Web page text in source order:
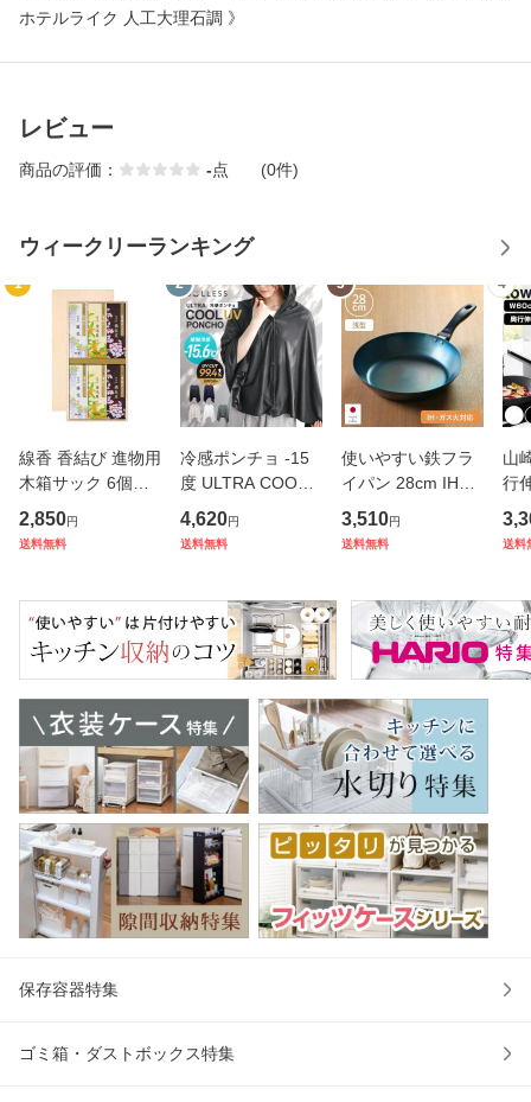
ホテルライク 人工大理石調 》
レビュー
商品の評価： -点 (0件)
ウィークリーランキング
1
線香 香結び 進物用
木箱サック 6個入
り ギフト （ お線
香 微煙 仏壇 お墓
プレゼント 贈り物
2,850円
送料無料
2
冷感ポンチョ -15
度 ULTRA COOL
UV PONCHO SOL
LESS UVカット JI
冷感 抗菌 防臭 フ
ード付き スポー
4,620円
送料無料
3
使いやすい鉄フラ
イパン 28cm IH対
応 こだわり職人 日
本製 藤田金属 （
パン フライパン 炒
め鍋 ハー
3,510円
送料無料
4
山
行
ー
ン
ー
コ
送料
保存容器特集
ゴミ箱・ダストボックス特集